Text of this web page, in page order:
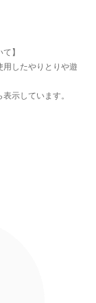
】
したやりとりや遊
示しています。